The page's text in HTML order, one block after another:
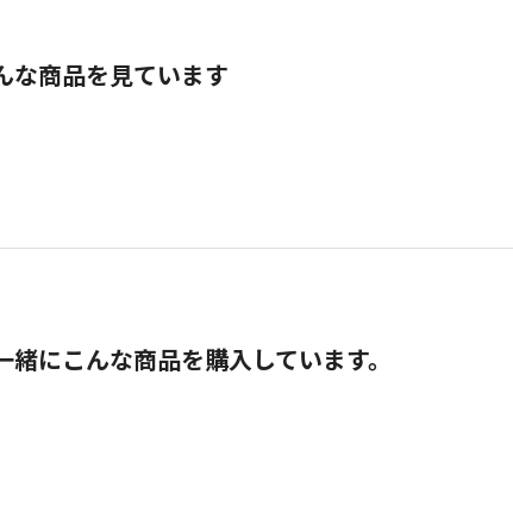
な商品を見ています
にこんな商品を購入しています。